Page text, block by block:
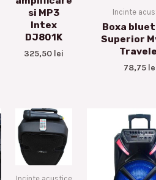
si MP3
Intex
DJ801K
325,50 lei
Incinte
Boxa
Superior
78,75